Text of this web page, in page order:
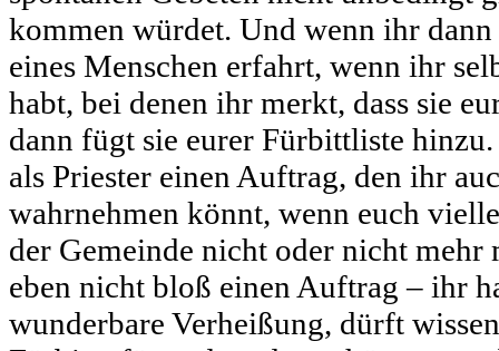
kommen würdet. Und wenn ihr
eines Menschen erfahrt, wenn ihr
habt, bei denen ihr merkt, dass sie
dann fügt sie eurer Fürbittliste
als Priester einen Auftrag, den ihr
wahrnehmen könnt, wenn euch
der Gemeinde nicht oder nicht
eben nicht bloß einen Auftrag – ihr
wunderbare Verheißung, dürft